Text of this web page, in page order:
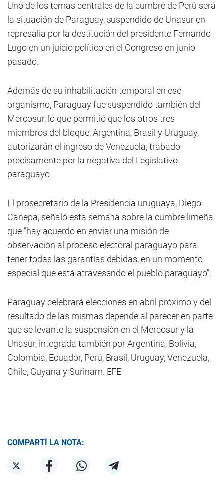
Uno de los temas centrales de la cumbre de Perú será
la situación de Paraguay, suspendido de Unasur en
represalia por la destitución del presidente Fernando
Lugo en un juicio político en el Congreso en junio
pasado.
Además de su inhabilitación temporal en ese
organismo, Paraguay fue suspendido también del
Mercosur, lo que permitió que los otros tres
miembros del bloque, Argentina, Brasil y Uruguay,
autorizarán el ingreso de Venezuela, trabado
precisamente por la negativa del Legislativo
paraguayo.
El prosecretario de la Presidencia uruguaya, Diego
Cánepa, señaló esta semana sobre la cumbre limeña
que "hay acuerdo en enviar una misión de
observación al proceso electoral paraguayo para
tener todas las garantías debidas, en un momento
especial que está atravesando el pueblo paraguayo".
Paraguay celebrará elecciones en abril próximo y del
resultado de las mismas depende al parecer en parte
que se levante la suspensión en el Mercosur y la
Unasur, integrada también por Argentina, Bolivia,
Colombia, Ecuador, Perú, Brasil, Uruguay, Venezuela,
Chile, Guyana y Surinam. EFE
COMPARTÍ LA NOTA: